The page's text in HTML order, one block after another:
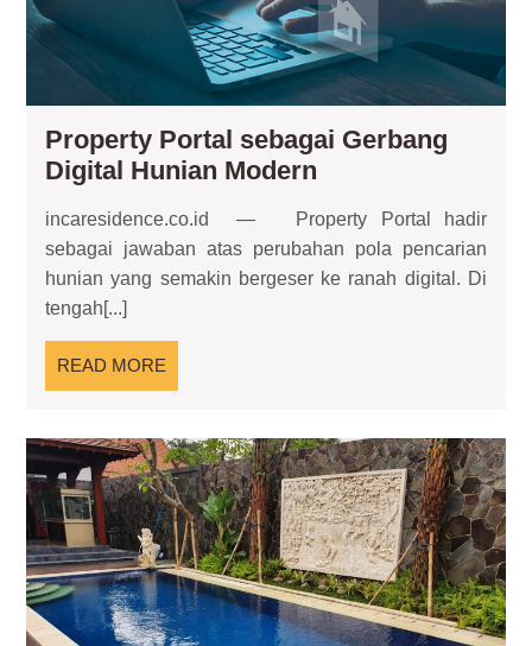
Property Portal sebagai Gerbang
Digital Hunian Modern
sebagai
Gerbang
Digital
incaresidence.co.id — Property Portal hadir
sebagai jawaban atas perubahan pola pencarian
hunian yang semakin bergeser ke ranah digital. Di
tengah[...]
READ MORE
MORE
dan